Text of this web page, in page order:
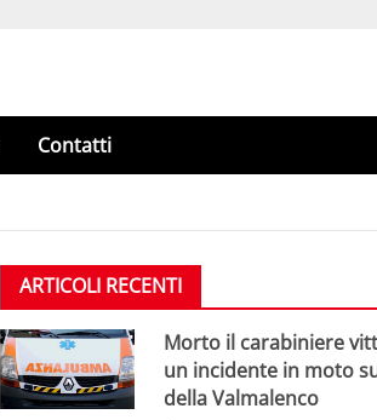
Contatti
ARTICOLI RECENTI
Morto il carabiniere
un incidente in moto
della Valmalenco